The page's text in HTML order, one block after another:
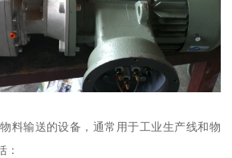
料输送的设备，通常用于工业生产线和物
：